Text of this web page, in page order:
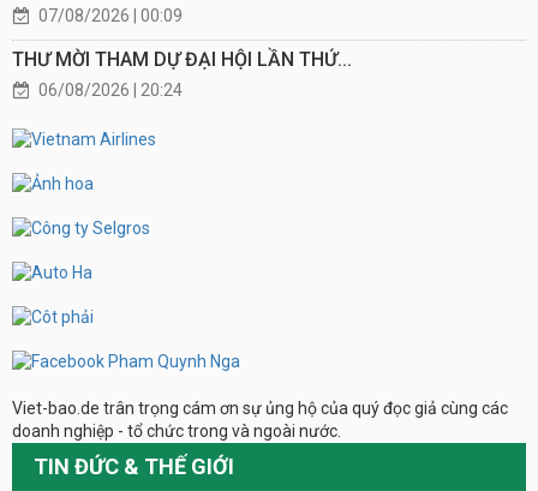
07/08/2026 | 00:09
THƯ MỜI THAM DỰ ĐẠI HỘI LẦN THỨ...
06/08/2026 | 20:24
Viet-bao.de trân trọng cám ơn sự ủng hộ của quý đọc giả cùng các
doanh nghiệp - tổ chức trong và ngoài nước.
TIN ĐỨC & THẾ GIỚI